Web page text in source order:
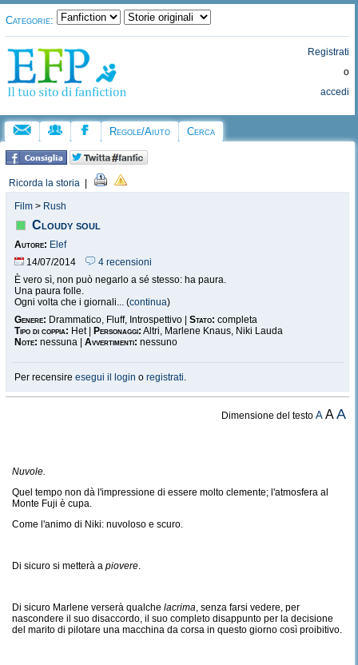
Categorie:
Registrati
o
accedi
Regole/Aiuto Cerca
Ricorda la storia
Film > Rush
Cloudy soul
Autore: Elef
14/07/2014
4 recensioni
È vero sì, non può negarlo a sé stesso: ha paura.
Una paura folle.
Ogni volta che i giornali... (continua)
Genere: Drammatico, Fluff, Introspettivo | Stato: completa
Tipo di coppia: Het | Personaggi: Altri, Marlene Knaus, Niki Lauda
Note: nessuna | Avvertimenti: nessuno
Per recensire esegui il login o registrati.
Dimensione del testoA AA
Nuvole.
Quel tempo non dà l'impressione di essere molto clemente; l'atmosfera al
Monte Fuji è cupa.
Come l'animo di Niki: nuvoloso e scuro.
Di sicuro si metterà a piovere.
Di sicuro Marlene verserà qualche lacrima, senza farsi vedere, per
nascondere il suo disaccordo, il suo completo disappunto per la decisione
del marito di pilotare una macchina da corsa in questo giorno così proibitivo.